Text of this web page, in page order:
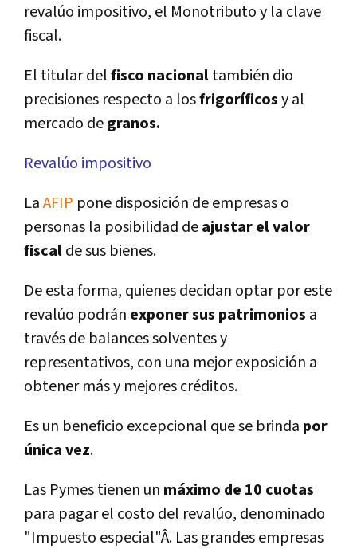
revalúo impositivo, el Monotributo y la clave
fiscal.
El titular delfisco nacionaltambién dio
precisiones respecto a losfrigorí­ficosy al
mercado degranos.
Revalúo impositivo
LaAFIP pone disposición de empresas o
personas la posibilidad deajustar el valor
fiscalde sus bienes.
De esta forma, quienes decidan optar por este
revalúo podrán exponer sus patrimonios a
través de balances solventes y
representativos, con una mejor exposición a
obtener más y mejores créditos.
Es un beneficio excepcional que se brinda por
única vez.
Las Pymes tienen un máximo de 10 cuotas
para pagar el costo del revalúo, denominado
"Impuesto especial"Â. Las grandes empresas